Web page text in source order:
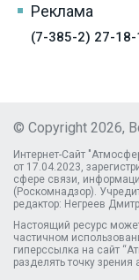
Реклама
(7-385-2) 27-18-
© Copyright 2026,
Интернет-Сайт
от 17.04.2023,
сфере связи,
(Роскомнадзор).
редактор: Негреев
Настоящий ресурс
частичном
гиперссылка на сайт
разделять точку зрения